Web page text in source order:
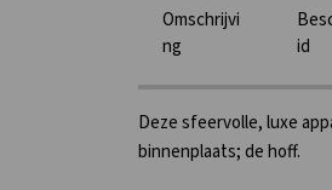
Omschrijvi
ng
id
Deze sfeervolle, luxe
binnenplaats; de hoff.